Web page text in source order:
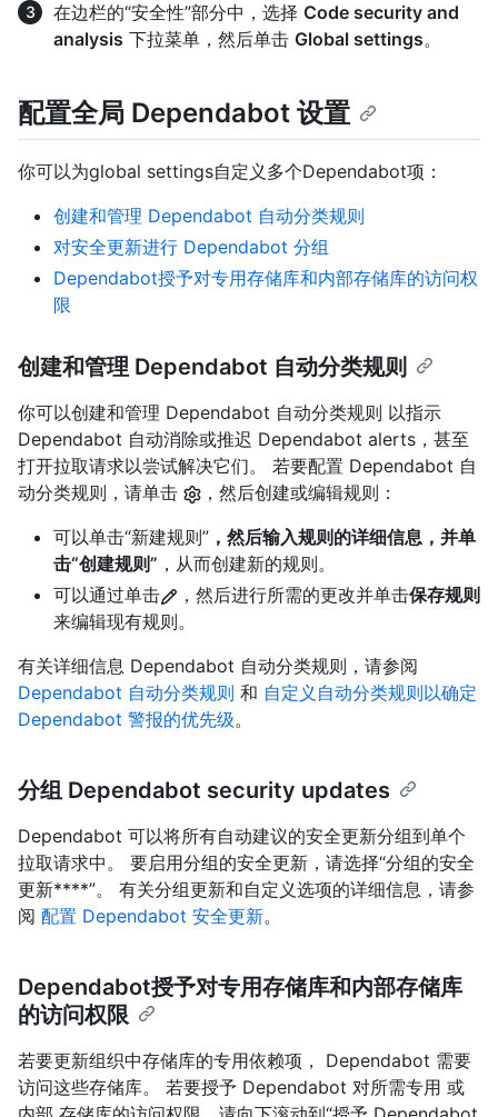
在边栏的“安全性”部分中，选择 Code security and
analysis 下拉菜单，然后单击 Global settings。
配置全局 Dependabot 设置
你可以为global settings自定义多个Dependabot项：
创建和管理 Dependabot 自动分类规则
对安全更新进行 Dependabot 分组
Dependabot授予对专用存储库和内部存储库的访问权
限
创建和管理 Dependabot 自动分类规则
你可以创建和管理 Dependabot 自动分类规则 以指示
Dependabot 自动消除或推迟 Dependabot alerts，甚至
打开拉取请求以尝试解决它们。 若要配置 Dependabot 自
动分类规则，请单击
，然后创建或编辑规则：
可以单击“新建规则” ，然后输入规则的详细信息，并单
击“创建规则” ，从而创建新的规则。
可以通过单击
，然后进行所需的更改并单击保存规则
来编辑现有规则。
有关详细信息 Dependabot 自动分类规则，请参阅
Dependabot 自动分类规则 和 自定义自动分类规则以确定
Dependabot 警报的优先级。
分组 Dependabot security updates
Dependabot 可以将所有自动建议的安全更新分组到单个
拉取请求中。 要启用分组的安全更新，请选择“分组的安全
更新****”。 有关分组更新和自定义选项的详细信息，请参
阅 配置 Dependabot 安全更新。
Dependabot授予对专用存储库和内部存储库
的访问权限
若要更新组织中存储库的专用依赖项， Dependabot 需要
访问这些存储库。 若要授予 Dependabot 对所需专用 或